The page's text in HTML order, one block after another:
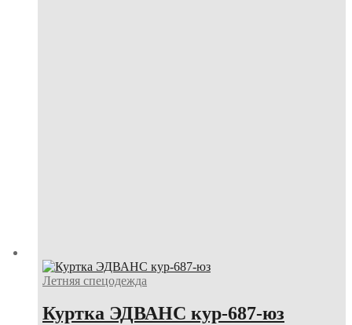
Летняя спецодежда
Куртка ЭДВАНС кур-687-юз